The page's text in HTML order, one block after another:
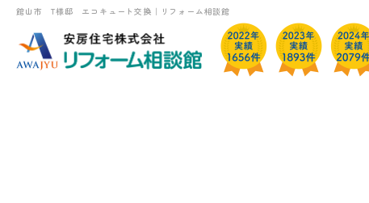
館山市 T様邸 エコキュート交換｜リフォーム相談館